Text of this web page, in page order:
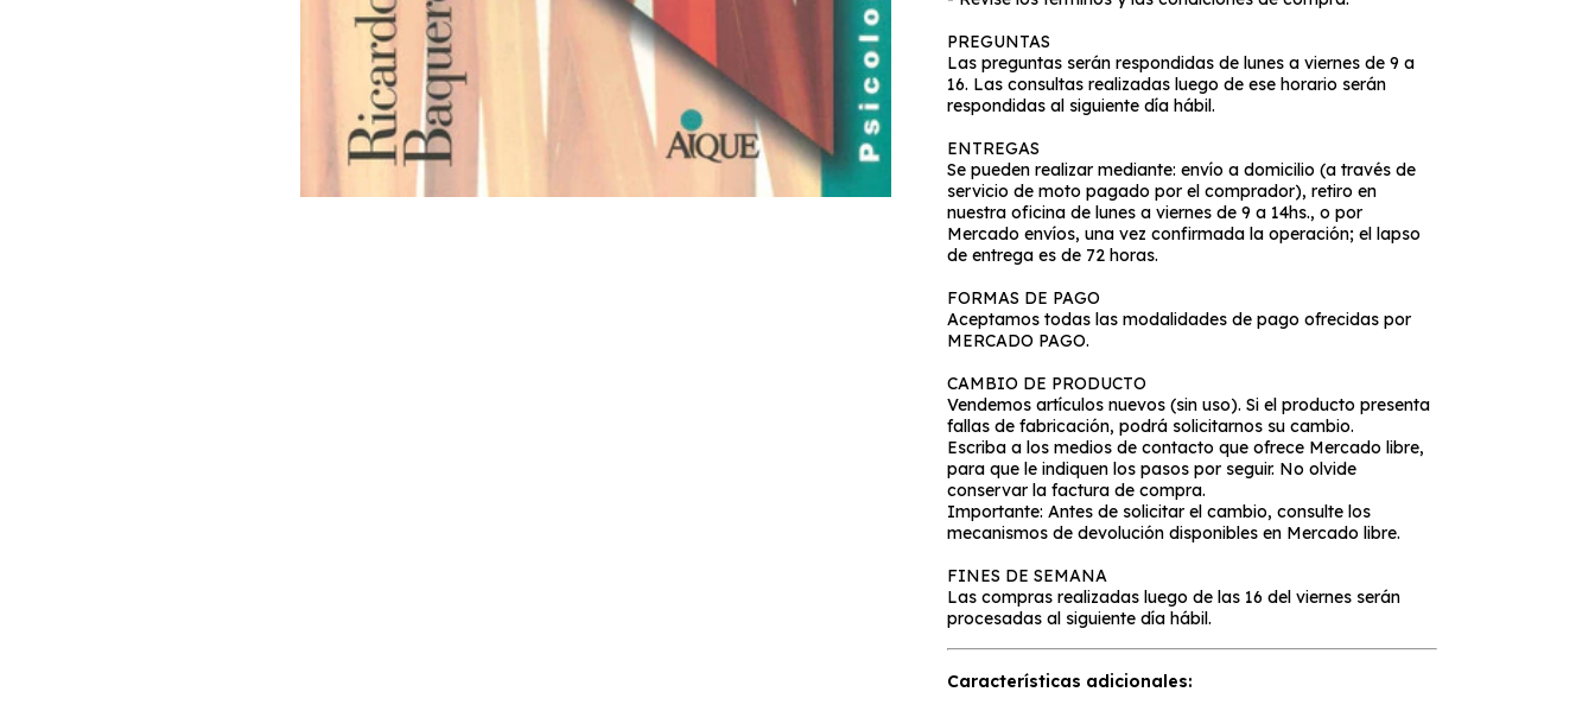
PREGUNTAS
Las preguntas serán respondidas de lunes a viernes de 9 a
16. Las consultas realizadas luego de ese horario serán
respondidas al siguiente día hábil.
ENTREGAS
Se pueden realizar mediante: envío a domicilio (a través de
servicio de moto pagado por el comprador), retiro en
nuestra oficina de lunes a viernes de 9 a 14hs., o por
Mercado envíos, una vez confirmada la operación; el lapso
de entrega es de 72 horas.
FORMAS DE PAGO
Aceptamos todas las modalidades de pago ofrecidas por
MERCADO PAGO.
CAMBIO DE PRODUCTO
Vendemos artículos nuevos (sin uso). Si el producto presenta
fallas de fabricación, podrá solicitarnos su cambio.
Escriba a los medios de contacto que ofrece Mercado libre,
para que le indiquen los pasos por seguir. No olvide
conservar la factura de compra.
Importante: Antes de solicitar el cambio, consulte los
mecanismos de devolución disponibles en Mercado libre.
FINES DE SEMANA
Las compras realizadas luego de las 16 del viernes serán
procesadas al siguiente día hábil.
Características adicionales: